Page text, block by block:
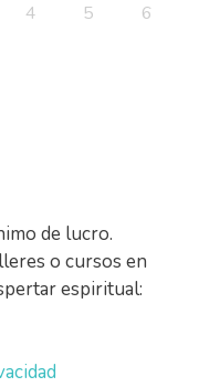
4 5 6
de lucro.
o cursos en
espiritual: